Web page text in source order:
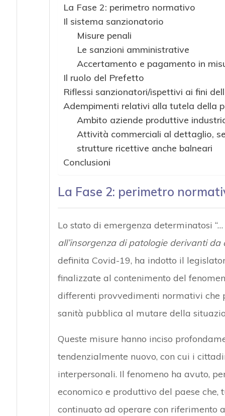
La Fase 2: perimetro normativo
Il sistema sanzionatorio
Misure penali
Le sanzioni amministrative
Accertamento e pagamento in
Il ruolo del Prefetto
Riflessi sanzionatori/ispettivi ai fini
Adempimenti relativi alla tutela della
Ambito aziende produttive
Attività commerciali al dettaglio,
strutture ricettive anche balneari
Conclusioni
La Fase 2: perimetro
Lo stato di emergenza determinatosi “…
all’insorgenza di patologie derivanti
definita Covid-19, ha indotto il
finalizzate al contenimento del
differenti provvedimenti normativi che
sanità pubblica al mutare della
Queste misure hanno inciso
tendenzialmente nuovo, con cui i
interpersonali. Il fenomeno ha avuto,
economico e produttivo del paese
continuato ad operare con